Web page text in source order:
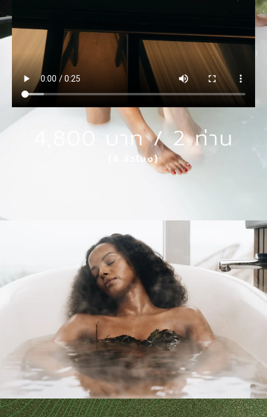
4,800 บาท / 2 ท่าน
(4 ชั่วโมง)